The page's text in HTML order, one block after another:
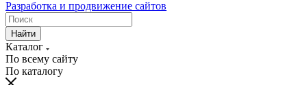
Разработка и продвижение сайтов
Найти
Каталог
По всему сайту
По каталогу